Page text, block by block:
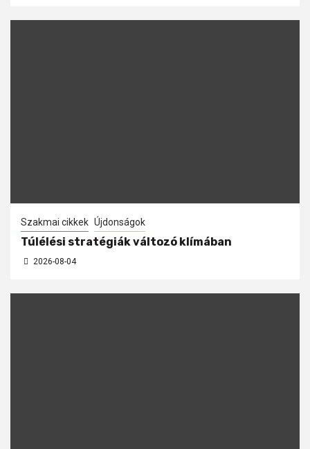
Szakmai cikkek Újdonságok
Túlélési stratégiák változó klímában
2026-08-04